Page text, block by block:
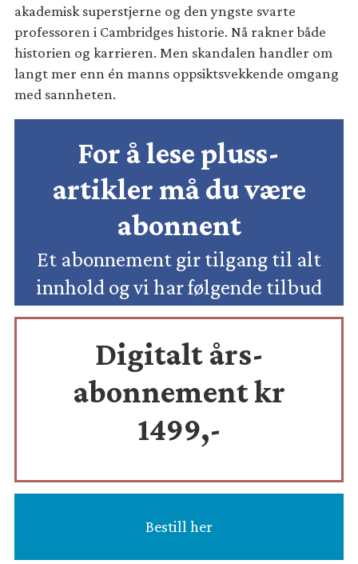
akademisk superstjerne og den yngste svarte
professoren i Cambridges historie. Nå rakner både
historien og karrieren. Men skandalen handler om
langt mer enn én manns oppsiktsvekkende omgang
med sannheten.
For å lese pluss-
artikler må du være
abonnent
Et abonnement gir tilgang til alt
innhold og vi har følgende tilbud
Digitalt års-
abonnement kr
1499,-
Bestill her